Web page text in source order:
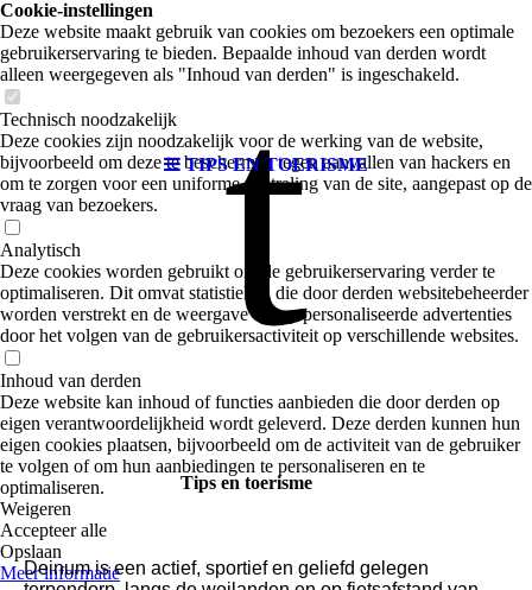
TIPS EN TOERISME
t
Tips en toerisme
Deinum is een actief, sportief en geliefd gelegen
Cookie-instellingen
Deze website maakt gebruik van cookies om bezoekers een optimale
gebruikerservaring te bieden. Bepaalde inhoud van derden wordt
alleen weergegeven als "Inhoud van derden" is ingeschakeld.
Technisch noodzakelijk
Deze cookies zijn noodzakelijk voor de werking van de website,
bijvoorbeeld om deze te beschermen tegen aanvallen van hackers en
om te zorgen voor een uniforme uitstraling van de site, aangepast op de
vraag van bezoekers.
Analytisch
Deze cookies worden gebruikt om de gebruikerservaring verder te
optimaliseren. Dit omvat statistieken die door derden websitebeheerder
worden verstrekt en de weergave van gepersonaliseerde advertenties
door het volgen van de gebruikersactiviteit op verschillende websites.
Inhoud van derden
Deze website kan inhoud of functies aanbieden die door derden op
eigen verantwoordelijkheid wordt geleverd. Deze derden kunnen hun
eigen cookies plaatsen, bijvoorbeeld om de activiteit van de gebruiker
te volgen of om hun aanbiedingen te personaliseren en te
optimaliseren.
Weigeren
Accepteer alle
Opslaan
Meer informatie